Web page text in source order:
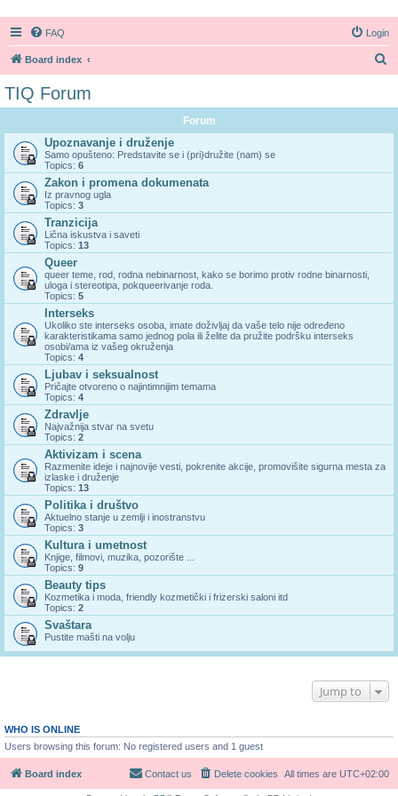
FAQ Login
Board index
TIQ Forum
Forum
Upoznavanje i druženje
Samo opušteno: Predstavite se i (pri)družite (nam) se
Topics: 6
Zakon i promena dokumenata
Iz pravnog ugla
Topics: 3
Tranzicija
Lična iskustva i saveti
Topics: 13
Queer
queer teme, rod, rodna nebinarnost, kako se borimo protiv rodne binarnosti,
uloga i stereotipa, pokqueerivanje roda.
Topics: 5
Interseks
Ukoliko ste interseks osoba, imate doživljaj da vaše telo nije određeno
karakteristikama samo jednog pola ili želite da pružite podršku interseks
osobi/ama iz vašeg okruženja
Topics: 4
Ljubav i seksualnost
Pričajte otvoreno o najintimnijim temama
Topics: 4
Zdravlje
Najvažnija stvar na svetu
Topics: 2
Aktivizam i scena
Razmenite ideje i najnovije vesti, pokrenite akcije, promovišite sigurna mesta za
izlaske i druženje
Topics: 13
Politika i društvo
Aktuelno stanje u zemlji i inostranstvu
Topics: 3
Kultura i umetnost
Knjige, filmovi, muzika, pozorište ...
Topics: 9
Beauty tips
Kozmetika i moda, friendly kozmetički i frizerski saloni itd
Topics: 2
Svaštara
Pustite mašti na volju
Jump to
WHO IS ONLINE
Users browsing this forum: No registered users and 1 guest
Board index All times are UTC+02:00
Delete cookies
Contact us